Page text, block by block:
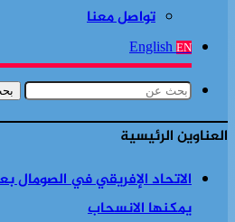
تواصل معنا
English EN
العناوين الرئيسية
الاتحاد الإفريقي في الصومال
يمكنها الانسحاب